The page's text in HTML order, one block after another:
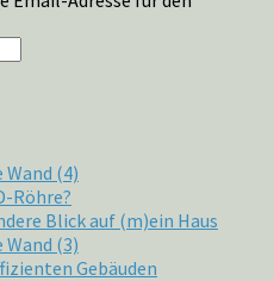
(4)
Röhre?
Blick auf (m)ein Haus
(3)
Gebäuden